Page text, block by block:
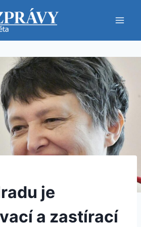
je
a zastírací